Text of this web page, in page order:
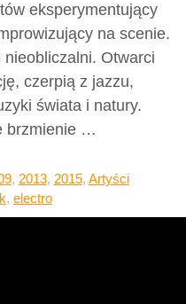
eksperymentujący
na scenie.
nieobliczalni. Otwarci
czerpią z jazzu,
świata i natury.
brzmienie …
, 2013, 2015, Artyści
, electro